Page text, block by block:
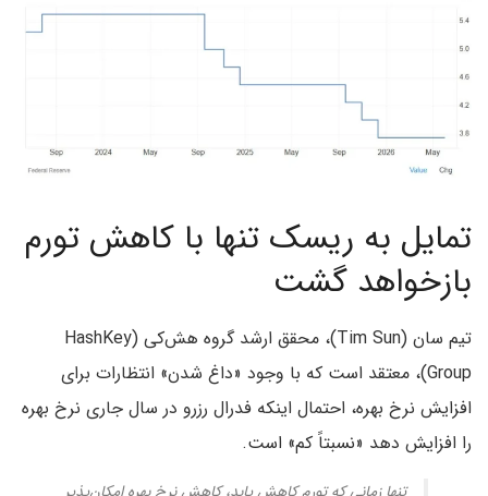
تمایل به ریسک تنها با کاهش تورم
بازخواهد گشت
تیم سان (Tim Sun)، محقق ارشد گروه هش‌کی (HashKey
Group)، معتقد است که با وجود «داغ شدن» انتظارات برای
افزایش نرخ بهره، احتمال اینکه فدرال رزرو در سال جاری نرخ بهره
را افزایش دهد «نسبتاً کم» است.